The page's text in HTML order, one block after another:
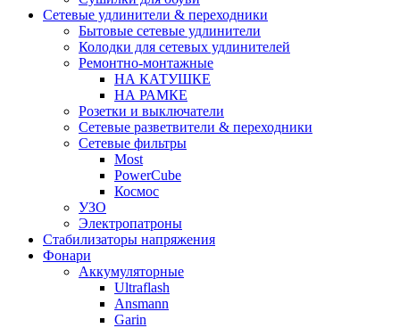
Сетевые удлинители & переходники
Бытовые сетевые удлинители
Колодки для сетевых удлинителей
Ремонтно-монтажные
НА КАТУШКЕ
НА РАМКЕ
Розетки и выключатели
Сетевые разветвители & переходники
Сетевые фильтры
Most
PowerCube
Космос
УЗО
Электропатроны
Стабилизаторы напряжения
Фонари
Аккумуляторные
Ultraflash
Ansmann
Garin